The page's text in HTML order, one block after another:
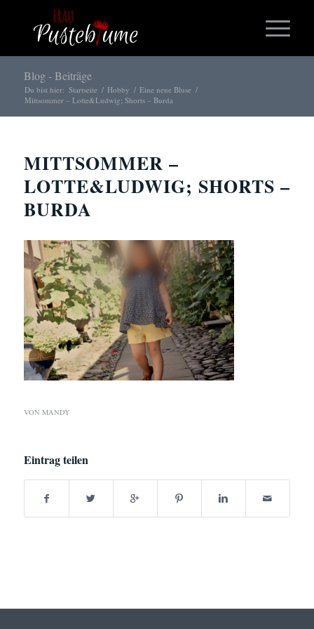
Blog - Beiträge
Du bist hier: Startseite / Hobby / Eine neue Bluse /
Mittsommer – Lotte&Ludwig; Shorts – Burda
MITTSOMMER –
LOTTE&LUDWIG; SHORTS –
BURDA
VON MANDY
Eintrag teilen